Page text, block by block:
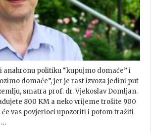
anahronu politiku “kupujmo domaće” i
domaće”, jer je rast izvoza jedini put
smatra prof. dr. Vjekoslav Domljan.
800 KM a neko vrijeme trošite 900
će vas povjerioci upozoriti i potom tražiti
…